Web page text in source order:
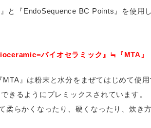
と『EndoSequence BC Points』を使用
バイオセラミック』≒『MTA』
』は粉末と水分をまぜてはじめて使
きるようにプレミックスされています。
らかくなったり、硬くなったり、炊き